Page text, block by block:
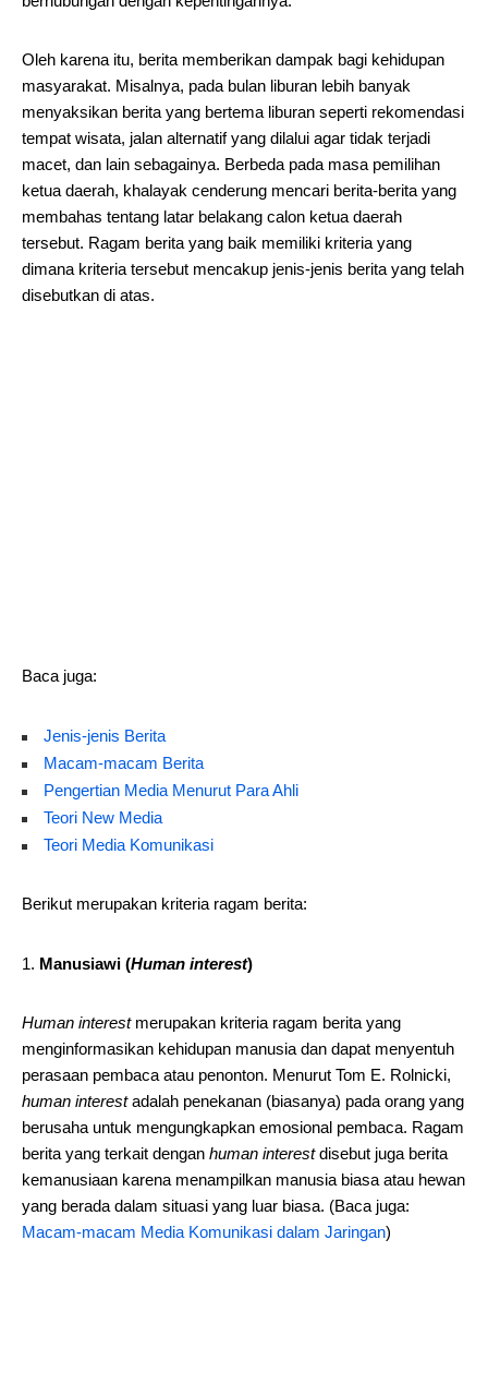
Oleh karena itu, berita memberikan dampak bagi kehidupan
masyarakat. Misalnya, pada bulan liburan lebih banyak
menyaksikan berita yang bertema liburan seperti rekomendasi
tempat wisata, jalan alternatif yang dilalui agar tidak terjadi
macet, dan lain sebagainya. Berbeda pada masa pemilihan
ketua daerah, khalayak cenderung mencari berita-berita yang
membahas tentang latar belakang calon ketua daerah
tersebut. Ragam berita yang baik memiliki kriteria yang
dimana kriteria tersebut mencakup jenis-jenis berita yang telah
disebutkan di atas.
Baca juga:
Jenis-jenis Berita
Macam-macam Berita
Pengertian Media Menurut Para Ahli
Teori New Media
Teori Media Komunikasi
Berikut merupakan kriteria ragam berita:
Manusiawi (Human interest)
Human interestmerupakan kriteria ragam berita yang
menginformasikan kehidupan manusia dan dapat menyentuh
perasaan pembaca atau penonton. Menurut Tom E. Rolnicki,
human interestadalah penekanan (biasanya) pada orang yang
berusaha untuk mengungkapkan emosional pembaca. Ragam
berita yang terkait dengan human interestdisebut juga berita
kemanusiaan karena menampilkan manusia biasa atau hewan
yang berada dalam situasi yang luar biasa. (Baca juga:
Macam-macam Media Komunikasi dalam Jaringan)